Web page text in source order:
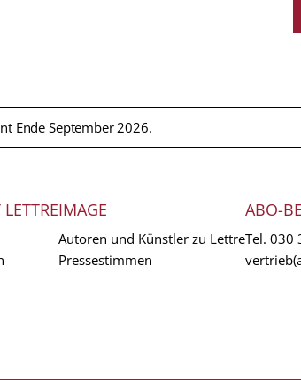
Ende September 2026.
IMAGE
Autoren und Künstler zu Lettre
Pressestimmen
ABO-
Tel. 030